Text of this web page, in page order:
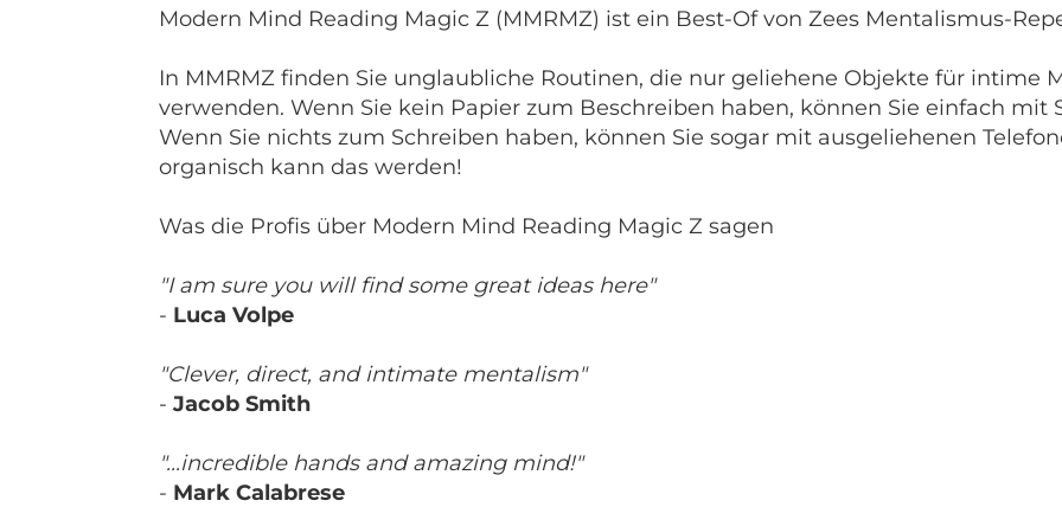
Modern Mind Reading Magic Z (MMRMZ) ist ein Best-Of von Zees Mentalismus-
In MMRMZ finden Sie unglaubliche Routinen, die nur geliehene Objekte für intime
verwenden. Wenn Sie kein Papier zum Beschreiben haben, können Sie einfach mit
Wenn Sie nichts zum Schreiben haben, können Sie sogar mit ausgeliehenen
organisch kann das werden!
Was die Profis über Modern Mind Reading Magic Z sagen
"I am sure you will find some great ideas here"
- Luca Volpe
"Clever, direct, and intimate mentalism"
- Jacob Smith
"...incredible hands and amazing mind!"
- Mark Calabrese